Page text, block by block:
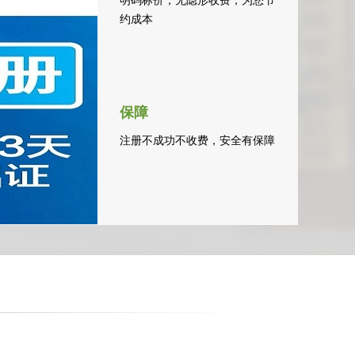
约成本
保障
注册不成功不收费，安全有保障